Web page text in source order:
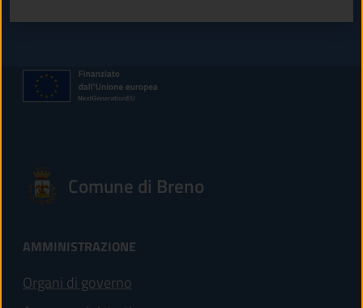
Comune di Breno
AMMINISTRAZIONE
Organi di governo